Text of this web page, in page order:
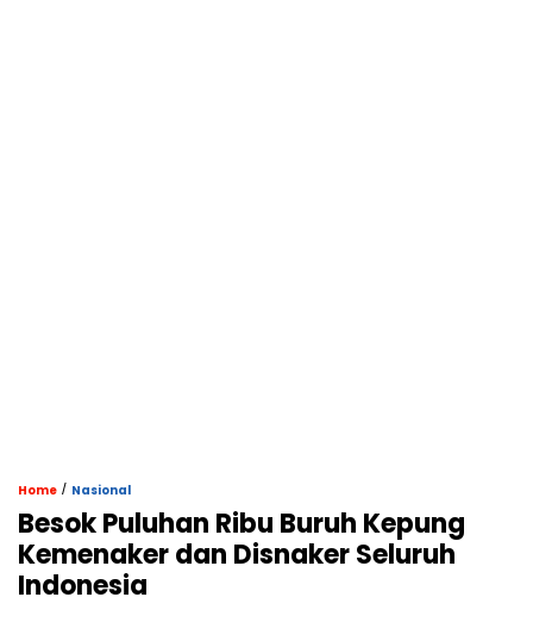
Home / Nasional
Besok Puluhan Ribu Buruh Kepung
Kemenaker dan Disnaker Seluruh
Indonesia